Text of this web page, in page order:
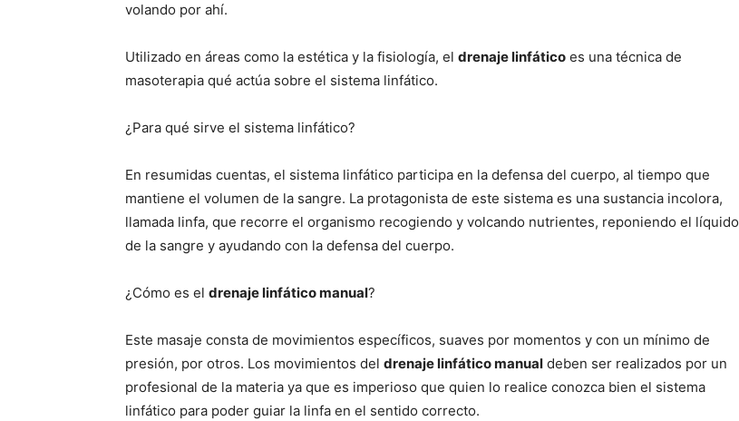
volando por ahí.
Utilizado en áreas como la estética y la fisiología, el drenaje linfático es una técnica de
masoterapia qué actúa sobre el sistema linfático.
¿Para qué sirve el sistema linfático?
En resumidas cuentas, el sistema linfático participa en la defensa del cuerpo, al tiempo que
mantiene el volumen de la sangre. La protagonista de este sistema es una sustancia incolora,
llamada linfa, que recorre el organismo recogiendo y volcando nutrientes, reponiendo el líquido
de la sangre y ayudando con la defensa del cuerpo.
¿Cómo es el drenaje linfático manual?
Este masaje consta de movimientos específicos, suaves por momentos y con un mínimo de
presión, por otros. Los movimientos del drenaje linfático manual deben ser realizados por un
profesional de la materia ya que es imperioso que quien lo realice conozca bien el sistema
linfático para poder guiar la linfa en el sentido correcto.